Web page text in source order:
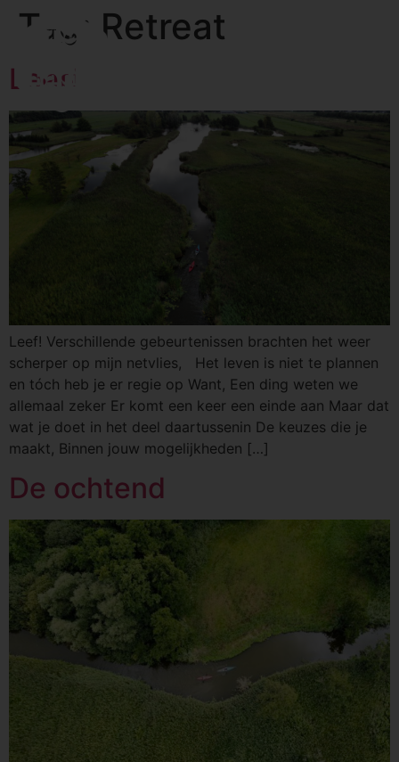
Tag: Retreat
Leef!
Leef! Verschillende gebeurtenissen brachten het weer
scherper op mijn netvlies, Het leven is niet te plannen
en tóch heb je er regie op Want, Een ding weten we
allemaal zeker Er komt een keer een einde aan Maar dat
wat je doet in het deel daartussenin De keuzes die je
maakt, Binnen jouw mogelijkheden […]
De ochtend